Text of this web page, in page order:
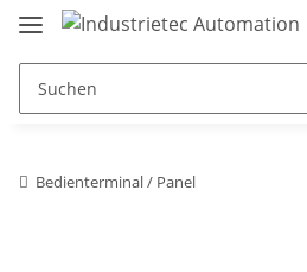
Bedienterminal / Panel